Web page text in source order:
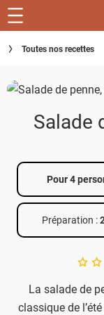
Skip
to
main
Recettes
Inspirations
Actus
Téléchargez l'app
Index des recettes
Toutes nos recettes
Salade
Pour 4
Préparation :
A
La salade de
classique de